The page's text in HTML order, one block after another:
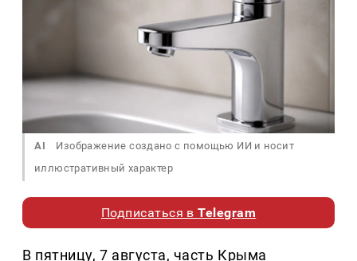
AI
Изображение создано с помощью ИИ и носит
иллюстративный характер
Подписаться вTelegram
В пятницу, 7 августа, часть Крыма